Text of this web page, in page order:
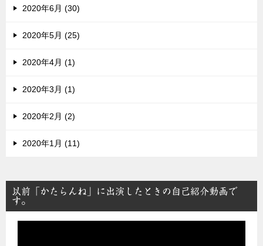
2020年6月 (30)
2020年5月 (25)
2020年4月 (1)
2020年3月 (1)
2020年2月 (2)
2020年1月 (11)
以前「かたらんね」に出演したときの自己紹介動画で
す。